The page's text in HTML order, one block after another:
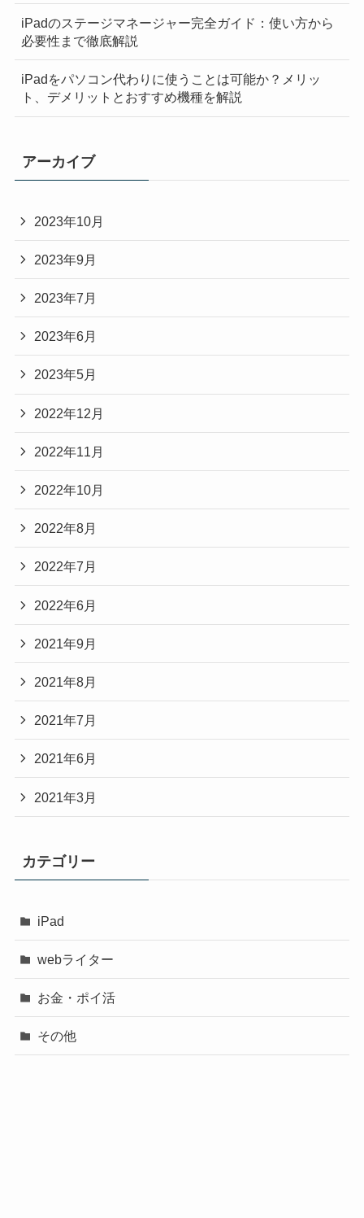
iPadのステージマネージャー完全ガイド：使い方から
必要性まで徹底解説
iPadをパソコン代わりに使うことは可能か？メリッ
ト、デメリットとおすすめ機種を解説
アーカイブ
2023年10月
2023年9月
2023年7月
2023年6月
2023年5月
2022年12月
2022年11月
2022年10月
2022年8月
2022年7月
2022年6月
2021年9月
2021年8月
2021年7月
2021年6月
2021年3月
カテゴリー
iPad
webライター
お金・ポイ活
その他